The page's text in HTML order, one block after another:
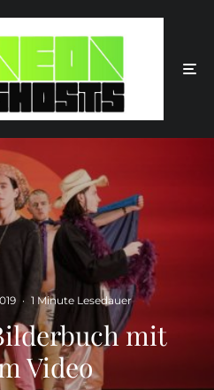
· 1 Minute Lesedauer
mit
Video